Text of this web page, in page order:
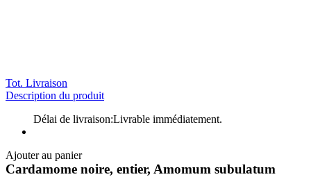
Tot. Livraison
Description du produit
Délai de livraison:Livrable immédiatement.
Ajouter au panier
Cardamome noire, entier, Amomum subulatum